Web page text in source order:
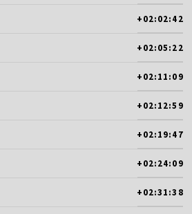
+02:02:42
+02:05:22
+02:11:09
+02:12:59
+02:19:47
+02:24:09
+02:31:38